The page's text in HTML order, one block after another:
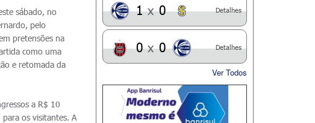
sábado, no
pelo
pretensões na
como uma
e retomada da
a R$ 10
os visitantes. A
1 x 0 Detalhes
0 x 0 Detalhes
Ver Todos